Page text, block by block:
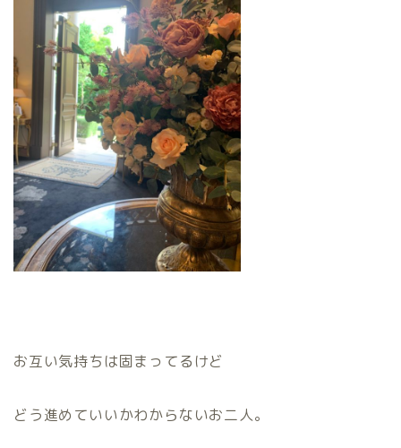
お互い気持ちは固まってるけど
どう進めていいかわからないお二人。